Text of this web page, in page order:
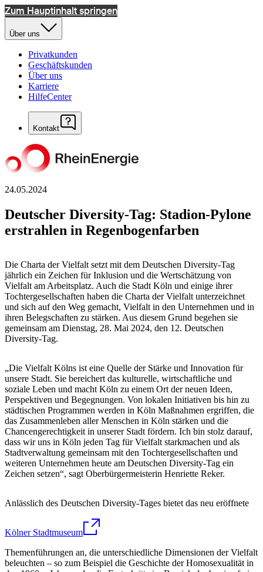
Zum Hauptinhalt springen
Über uns
Privatkunden
Geschäftskunden
Über uns
Karriere
HilfeCenter
Kontakt
24.05.2024
Deutscher Diversity-Tag: Stadion-Pylone
erstrahlen in Regenbogenfarben
Die Charta der Vielfalt setzt mit dem Deutschen Diversity-Tag
jährlich ein Zeichen für Inklusion und die Wertschätzung von
Vielfalt am Arbeitsplatz. Auch die Stadt Köln und einige ihrer
Tochtergesellschaften haben die Charta der Vielfalt unterzeichnet
und sich auf den Weg gemacht, Vielfalt in den Unternehmen und in
ihren Belegschaften zu stärken. Aus diesem Grund begehen sie
gemeinsam am Dienstag, 28. Mai 2024, den 12. Deutschen
Diversity-Tag.
„Die Vielfalt Kölns ist eine Quelle der Stärke und Innovation für
unsere Stadt. Sie bereichert das kulturelle, wirtschaftliche und
soziale Leben und macht Köln zu einem Ort der neuen Ideen,
Perspektiven und Begegnungen. Von lokalen Initiativen bis hin zu
städtischen Programmen werden in Köln Maßnahmen ergriffen, die
das Zusammenleben aller Menschen in Köln stärken und die
Chancengerechtigkeit in unserer Stadt fördern. Ich bin stolz darauf,
dass wir uns in Köln jeden Tag für Vielfalt starkmachen und als
Stadtverwaltung gemeinsam mit den Tochtergesellschaften und
weiteren Unternehmen heute am Deutschen Diversity-Tag ein
Zeichen setzen“, sagt Oberbürgermeisterin Henriette Reker.
Anlässlich des Deutschen Diversity-Tages bietet das neu eröffnete
Kölner Stadtmuseum
Themenführungen an, die unterschiedliche Dimensionen der Vielfalt
beleuchten – so zum Beispiel die Geschichte der Homosexualität in